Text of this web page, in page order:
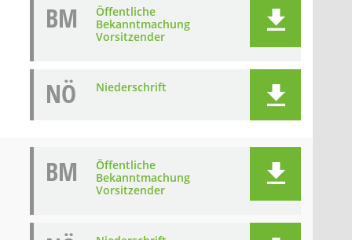
BM
Öffentliche
Bekanntmachung
Vorsitzender
NÖ Niederschrift
BM
Öffentliche
Bekanntmachung
Vorsitzender